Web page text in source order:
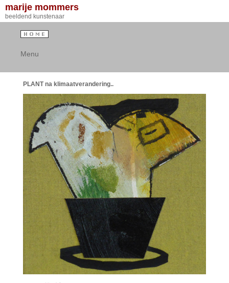
marije mommers
beeldend kunstenaar
Menu
PLANT na klimaatverandering..